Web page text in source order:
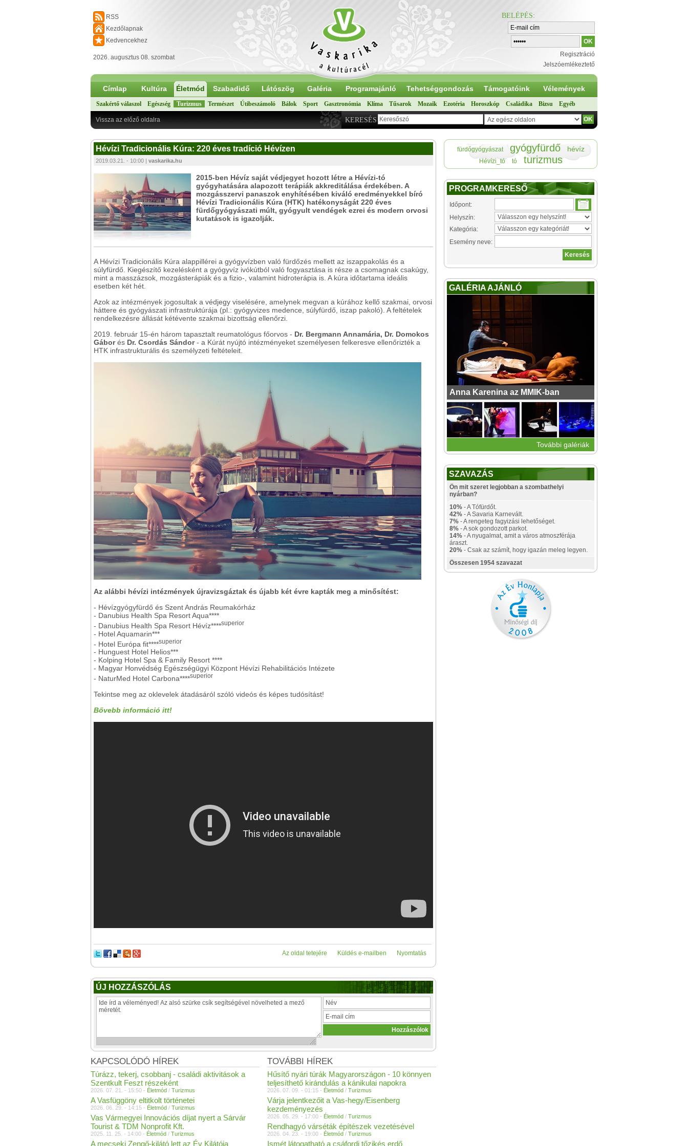
RSS
Kezdőlapnak
Kedvencekhez
2026. augusztus 08. szombat
BELÉPÉS:
Regisztráció
Jelszóemlékeztető
Címlap Kultúra Életmód Szabadidő Látószög Galéria Programajánló Tehetséggondozás Támogatóink Vélemények
Szakértő válaszol Egészség Turizmus Természet Útibeszámoló Bálok Sport Gasztronómia Klíma Tűsarok Mozaik Ezotéria Horoszkóp Családika Bizsu Egyéb
KERESÉS
Vissza az előző oldalra
Hévízi Tradicionális Kúra: 220 éves tradíció Hévízen
2019.03.21. - 10:00 | vaskarika.hu
2015-ben Hévíz saját védjegyet hozott létre a Hévízi-tó
gyógyhatására alapozott terápiák akkreditálása érdekében. A
mozgásszervi panaszok enyhítésében kiváló eredményekkel bíró
Hévízi Tradicionális Kúra (HTK) hatékonyságát 220 éves
fürdőgyógyászati múlt, gyógyult vendégek ezrei és modern orvosi
kutatások is igazolják.
A Hévízi Tradicionális Kúra alappillérei a gyógyvízben való fürdőzés mellett az iszappakolás és a
súlyfürdő. Kiegészítő kezelésként a gyógyvíz ivókútból való fogyasztása is része a csomagnak csakúgy,
mint a masszázsok, mozgásterápiák és a fizio-, valamint hidroterápia is. A kúra időtartama ideális
esetben két hét.
Azok az intézmények jogosultak a védjegy viselésére, amelynek megvan a kúrához kellő szakmai, orvosi
háttere és gyógyászati infrastruktúrája (pl.: gyógyvizes medence, súlyfürdő, iszap pakoló). A feltételek
rendelkezésre állását kétévente szakmai bizottság ellenőrzi.
2019. február 15-én három tapasztalt reumatológus főorvos - Dr. Bergmann Annamária, Dr. Domokos
Gáborés Dr. Csordás Sándor- a Kúrát nyújtó intézményeket személyesen felkeresve ellenőrizték a
HTK infrastrukturális és személyzeti feltételeit.
Az alábbi hévízi intézmények újravizsgáztak és újabb két évre kapták meg a minősítést:
- Hévízgyógyfürdő és Szent András Reumakórház
- Danubius Health Spa Resort Aqua****
- Danubius Health Spa Resort Hévíz****superior
- Hotel Aquamarin***
- Hotel Európa fit****superior
- Hunguest Hotel Helios***
- Kolping Hotel Spa & Family Resort ****
- Magyar Honvédség Egészségügyi Központ Hévízi Rehabilitációs Intézete
- NaturMed Hotel Carbona****superior
Tekintse meg az oklevelek átadásáról szóló videós és képes tudósítást!
Bővebb információ itt!
Nyomtatás
Küldés e-mailben
Az oldal tetejére
ÚJ HOZZÁSZÓLÁS
TOVÁBBI HÍREK
Hűsítő nyári túrák Magyarországon - 10 könnyen
teljesíthető kirándulás a kánikulai napokra
2026. 07. 09. - 01:15 - Életmód / Turizmus
Várja jelentkezőit a Vas-hegy/Eisenberg
kezdeményezés
2026. 05. 29. - 17:00 - Életmód / Turizmus
Rendhagyó várséták építészek vezetésével
2026. 04. 23. - 19:00 - Életmód / Turizmus
Ismét látogatható a csáfordi tőzikés erdő
KAPCSOLÓDÓ HÍREK
Túrázz, tekerj, csobbanj - családi aktivitások a
Szentkult Feszt részeként
2026. 07. 21. - 15:50 - Életmód / Turizmus
A Vasfüggöny eltitkolt történetei
2026. 06. 29. - 14:15 - Életmód / Turizmus
Vas Vármegyei Innovációs díjat nyert a Sárvár
Tourist & TDM Nonprofit Kft.
2025. 11. 25. - 14:00 - Életmód / Turizmus
A mecseki Zengő-kilátó lett az Év Kilátója
fürdőgyógyászat gyógyfürdő hévíz
Hévízi_tó tó turizmus
PROGRAMKERESŐ
Időpont:
Helyszín:
Kategória:
Esemény neve:
GALÉRIA AJÁNLÓ
Anna Karenina az MMIK-ban
További galériák
SZAVAZÁS
Ön mit szeret legjobban a szombathelyi
nyárban?
10% - A Tófürdőt.
42% - A Savaria Karnevált.
7% - A rengeteg fagyizási lehetőséget.
8% - A sok gondozott parkot.
14% - A nyugalmat, amit a város atmoszférája
áraszt.
20% - Csak az számít, hogy igazán meleg legyen.
Összesen 1954 szavazat